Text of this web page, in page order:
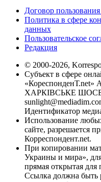
Договор
Политика в сфере
данных
Пользовательское
Редакция
© 2000-2026,
Субъект в сфере
«КореспонденТ.net»
ХАРКІВСЬКЕ ШОСЕ,
Идентификатор
Использование
сайте, разрешается
Корреспондент.net.
При копировании
Украины и мира»,
прямая открытая для
Ссылка должна быть